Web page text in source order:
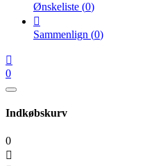
Ønskeliste (0)

Sammenlign (0)

0
Indkøbskurv
0
